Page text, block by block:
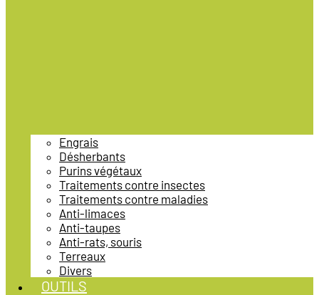
Engrais
Désherbants
Purins végétaux
Traitements contre insectes
Traitements contre maladies
Anti-limaces
Anti-taupes
Anti-rats, souris
Terreaux
Divers
OUTILS